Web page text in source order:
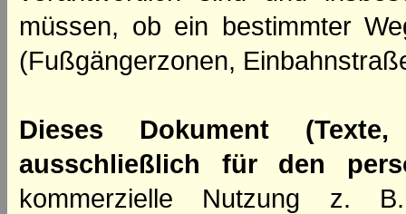
müssen, ob ein bestimmter
(Fußgängerzonen,
Dieses Dokument
ausschließlich für den
kommerzielle Nutzung z.